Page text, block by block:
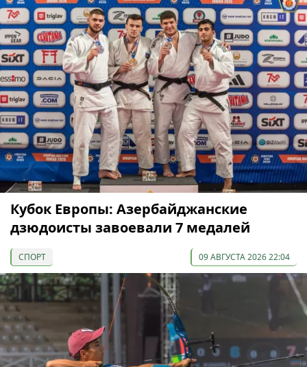
Кубок Европы: Азербайджанские
дзюдоисты завоевали 7 медалей
СПОРТ 09 АВГУСТА 2026 22:04